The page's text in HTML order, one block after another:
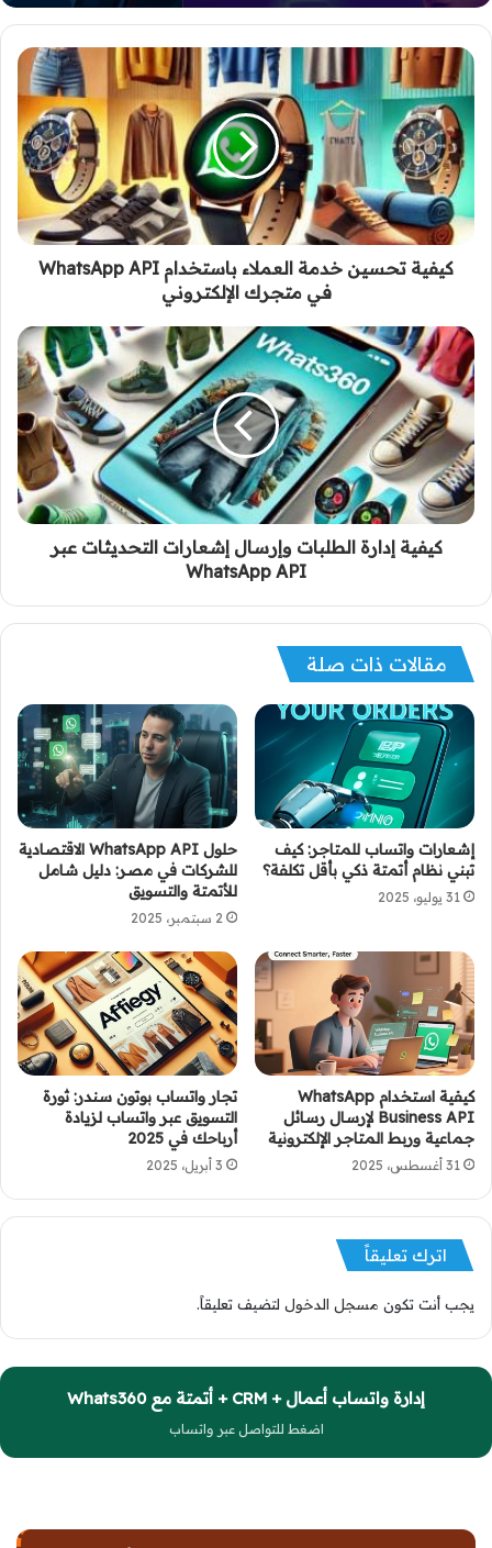
كيفية تحسين خدمة العملاء باستخدام WhatsApp API
في متجرك الإلكتروني
كيفية إدارة الطلبات وإرسال إشعارات التحديثات عبر
WhatsApp API
مقالات ذات صلة
إشعارات واتساب للمتاجر: كيف
تبني نظام أتمتة ذكي بأقل تكلفة؟
31 يوليو، 2025
حلول WhatsApp API الاقتصادية
للشركات في مصر: دليل شامل
للأتمتة والتسويق
2 سبتمبر، 2025
كيفية استخدام WhatsApp
Business API لإرسال رسائل
جماعية وربط المتاجر الإلكترونية
31 أغسطس، 2025
تجار واتساب بوتون سندر: ثورة
التسويق عبر واتساب لزيادة
أرباحك في 2025
3 أبريل، 2025
اترك تعليقاً
يجب أنت تكون مسجل الدخول لتضيف تعليقاً.
إدارة واتساب أعمال + CRM + أتمتة مع Whats360
اضغط للتواصل عبر واتساب